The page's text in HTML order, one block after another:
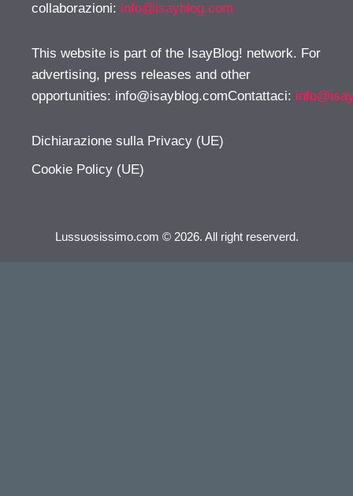
collaborazioni: info@isayblog.com
This website is part of the IsayBlog! network. For
advertising, press releases and other
opportunities: info@isayblog.comContattaci:
Dichiarazione sulla Privacy (UE)
Cookie Policy (UE)
Lussuosissimo.com © 2026. All right reserverd.